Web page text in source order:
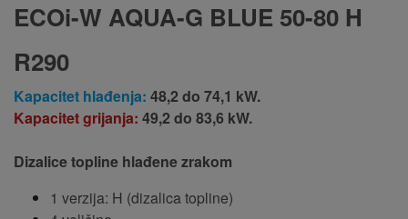
ECOi-W AQUA-G BLUE 50-80 H
R290
Kapacitet hlađenja: 48,2 do 74,1 kW.
Kapacitet grijanja: 49,2 do 83,6 kW.
Dizalice topline hlađene zrakom
1 verzija: H (dizalica topline)